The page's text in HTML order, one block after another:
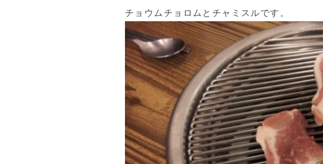
チョウムチョロムとチャミスルです。